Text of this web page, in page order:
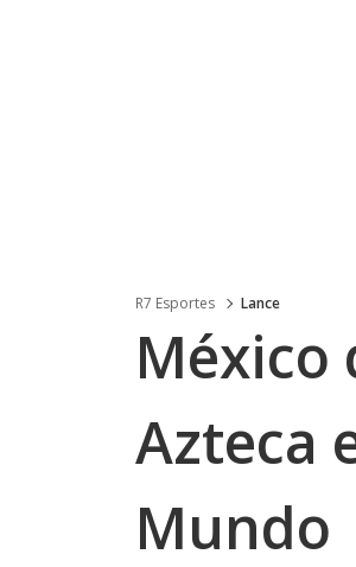
R7 Esportes Lance
México
Azteca
Mundo